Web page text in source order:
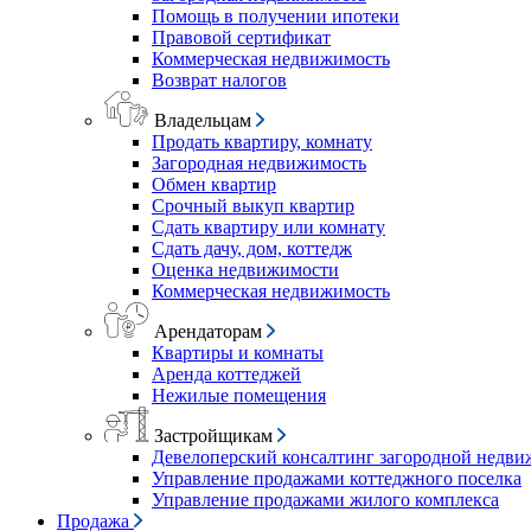
Помощь в получении ипотеки
Правовой сертификат
Коммерческая недвижимость
Возврат налогов
Владельцам
Продать квартиру, комнату
Загородная недвижимость
Обмен квартир
Срочный выкуп квартир
Сдать квартиру или комнату
Сдать дачу, дом, коттедж
Оценка недвижимости
Коммерческая недвижимость
Арендаторам
Квартиры и комнаты
Аренда коттеджей
Нежилые помещения
Застройщикам
Девелоперский консалтинг загородной
Управление продажами коттеджного поселка
Управление продажами жилого комплекса
Продажа